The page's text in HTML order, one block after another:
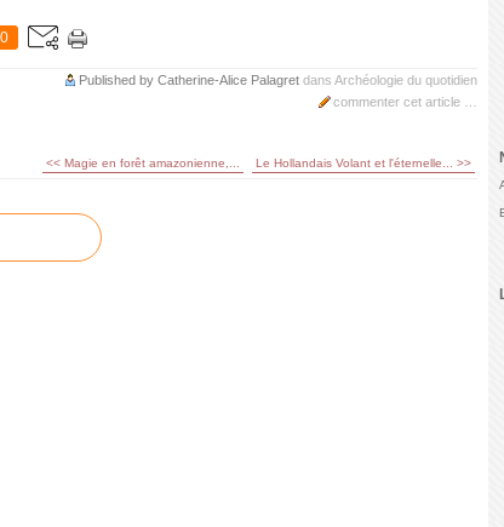
0
Published by Catherine-Alice Palagret dans Archéologie du quotidien
commenter cet article
<< Magie en forêt amazonienne,... Le Hollandais Volant et l'éternelle... >>